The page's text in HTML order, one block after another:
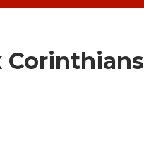
Corinthians